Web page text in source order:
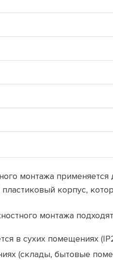
монтажа
корпус,
монтажа
в сухих помещениях
(склады, бытовые